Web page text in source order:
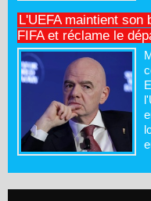
L'UEFA maintient
FIFA et réclame le